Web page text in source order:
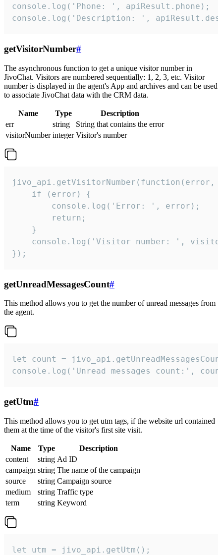
console.log('Phone: ', apiResult.phone);
console.log('Description: ',
getVisitorNumber#
The asynchronous function to get a unique visitor number in
JivoChat. Visitors are numbered sequentially: 1, 2, 3, etc. Visitor
number is displayed in the agent's App and archives and can be used
to associate JivoChat data with the CRM data.
Name Type
Description
err
string
String that contains the error
visitorNumber integer Visitor's number
jivo_api.getVisitorNumber(function(error,
    if (error) {
        console.log('Error: ', error);
        return;
    }
console.log('Visitor number: ',
});
getUnreadMessagesCount#
This method allows you to get the number of unread messages from
the agent.
let count =
console.log('Unread messages count:',
getUtm#
This method allows you to get utm tags, if the website url contained
them at the time of the visitor's first site visit.
Name Type
Description
content
string Ad ID
campaign string The name of the campaign
source
string Campaign source
medium
string Traffic type
term
string Keyword
let utm = jivo_api.getUtm();